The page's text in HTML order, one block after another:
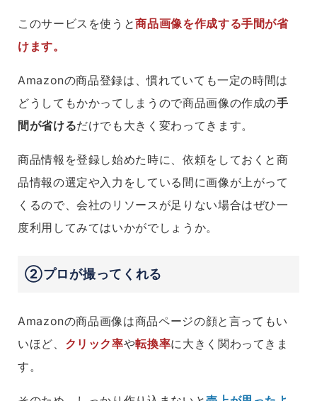
このサービスを使うと商品画像を作成する手間が省
けます。
Amazonの商品登録は、慣れていても一定の時間は
どうしてもかかってしまうので商品画像の作成の手
間が省けるだけでも大きく変わってきます。
商品情報を登録し始めた時に、依頼をしておくと商
品情報の選定や入力をしている間に画像が上がって
くるので、会社のリソースが足りない場合はぜひ一
度利用してみてはいかがでしょうか。
②プロが撮ってくれる
Amazonの商品画像は商品ページの顔と言ってもい
いほど、 クリック率や転換率に大きく関わってきま
す。